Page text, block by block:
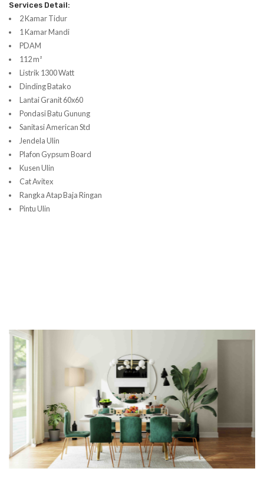
Services Detail:
2 Kamar Tidur
1 Kamar Mandi
PDAM
112 m²
Listrik 1300 Watt
Dinding Batako
Lantai Granit 60x60
Pondasi Batu Gunung
Sanitasi American Std
Jendela Ulin
Plafon Gypsum Board
Kusen Ulin
Cat Avitex
Rangka Atap Baja Ringan
Pintu Ulin